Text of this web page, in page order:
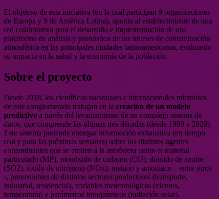
El objetivo de esta iniciativa (en la cual participan 9 organizaciones
de Europa y 9 de América Latina), apunta al establecimiento de una
red colaborativa para el desarrollo e implementación de una
plataforma de análisis y pronóstico de los niveles de contaminación
atmosférica en las principales ciudades latinoamericanas, evaluando
su impacto en la salud y la economía de la población.
Sobre el proyecto
Desde 2018, los científicos nacionales e internacionales miembros
de este conglomerado trabajan en la creación de un modelo
predictivo a través del levantamiento de un complejo sistema de
datos, que comprende las últimas tres décadas (desde 1990 a 2020).
Este sistema pretende entregar información exhaustiva (en tiempo
real y para las próximas semanas) sobre los distintos agentes
contaminantes que se emiten a la atmósfera como el material
particulado (MP), monóxido de carbono (CO), dióxido de azufre
(SO2), óxido de nitrógeno (NOx), metano y amoniaco – entre otros
-, provenientes de distintos sectores productivos (transporte,
industrial, residencial), variables meteorológicas (vientos,
temperatura) y parámetros fotoquímicos (radiación solar).